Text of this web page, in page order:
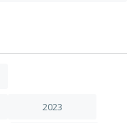
2023